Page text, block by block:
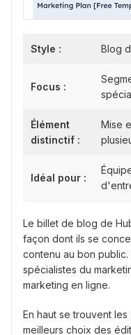
Style : Blog
Focus :
Élément
distinctif :
Mise
Idéal pour :
Le billet de blog de
façon dont ils se
contenu au bon
spécialistes du
marketing en ligne.
En haut se trouvent
meilleurs choix des